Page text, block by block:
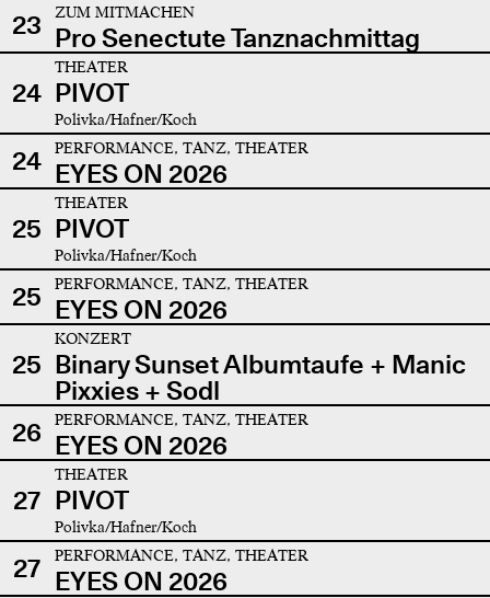
23
ZUM MITMACHEN
Pro Senectute Tanznachmittag
24
THEATER
PIVOT
Polivka/Hafner/Koch
24 PERFORMANCE, TANZ, THEATER
EYES ON 2026
25
THEATER
PIVOT
Polivka/Hafner/Koch
25 PERFORMANCE, TANZ, THEATER
EYES ON 2026
25
KONZERT
Binary Sunset Albumtaufe + Manic
Pixxies + Sodl
26
PERFORMANCE, TANZ, THEATER
EYES ON 2026
27
THEATER
PIVOT
Polivka/Hafner/Koch
27 PERFORMANCE, TANZ, THEATER
EYES ON 2026